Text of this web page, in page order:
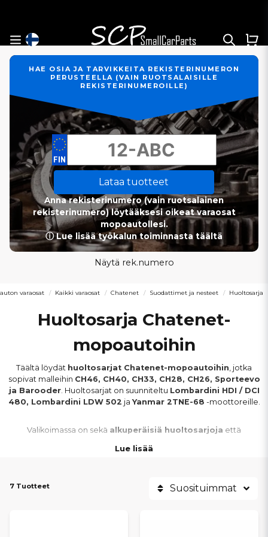
HAE OSIA JA TARVIKKEITA REKISTERINUMERON
PERUSTEELLA (VAIN RUOTSALAISILLE
REKISTERINUMEROILLE)
Lataa tuotteet
Anna rekisterinumero (vain ruotsalainen
rekisterinumero) löytääksesi oikeat varaosat
mopoautollesi.
ⓘ Lue lisää työkalun toiminnasta täältä
Näytä rek.numero
varaosat Kaikki varaosat Chatenet Suodattimet ja nesteet Huoltosarja
Huoltosarja Chatenet-
mopoautoihin
Täältä löydät huoltosarjat Chatenet-mopoautoihin, jotka
sopivat malleihin CH46, CH40, CH33, CH28, CH26, Sporteevo
ja Barooder. Huoltosarjat on suunniteltu Lombardini HDI / DCI
480, Lombardini LDW 502 jaYanmar 2TNE-68 -moottoreille.
Valikoimassa on sekä alkuperäisiä huoltosarjoja että
huollon.
MITÄ CHATENET-HUOLTOSARJA
Lue lisää
7 Tuotteet Suosituimmat